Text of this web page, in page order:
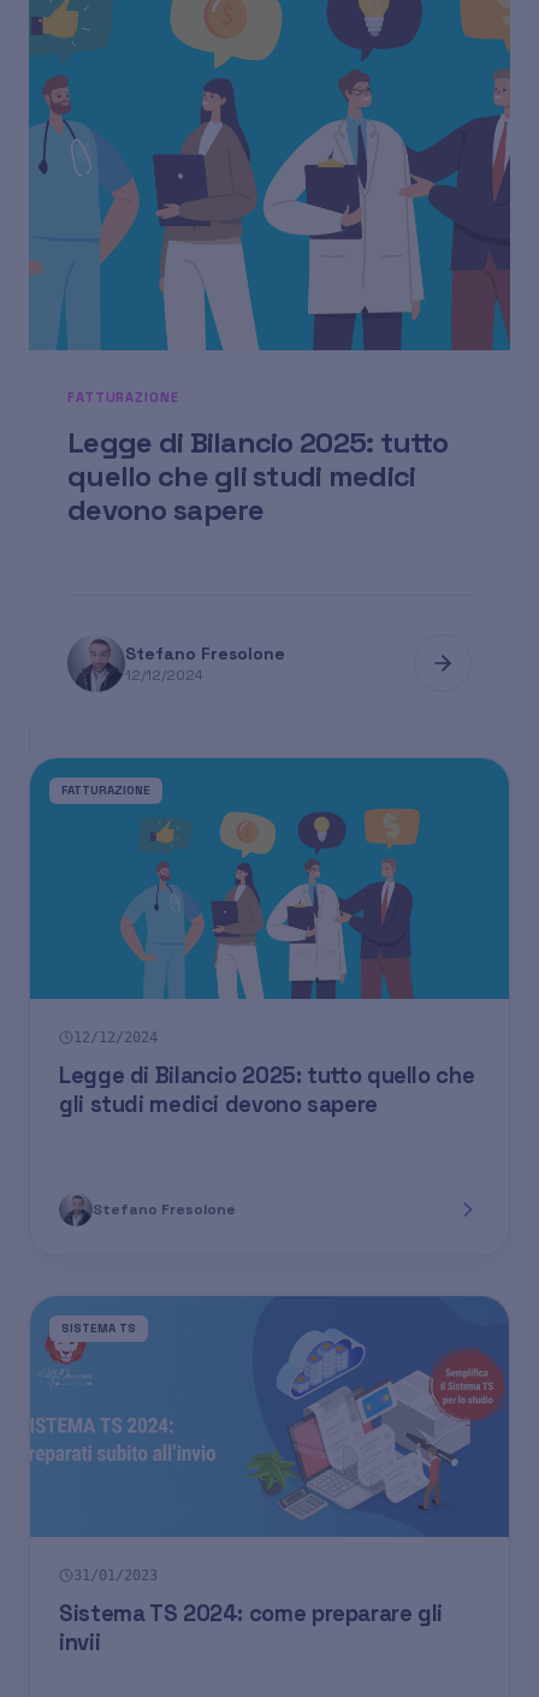
FATTURAZIONE
Legge di Bilancio 2025: tutto
quello che gli studi medici
devono sapere
Stefano Fresolone
12/12/2024
FATTURAZIONE
12/12/2024
Legge di Bilancio 2025: tutto quello che
gli studi medici devono sapere
Stefano Fresolone
SISTEMA TS
31/01/2023
Sistema TS 2024: come preparare gli
invii